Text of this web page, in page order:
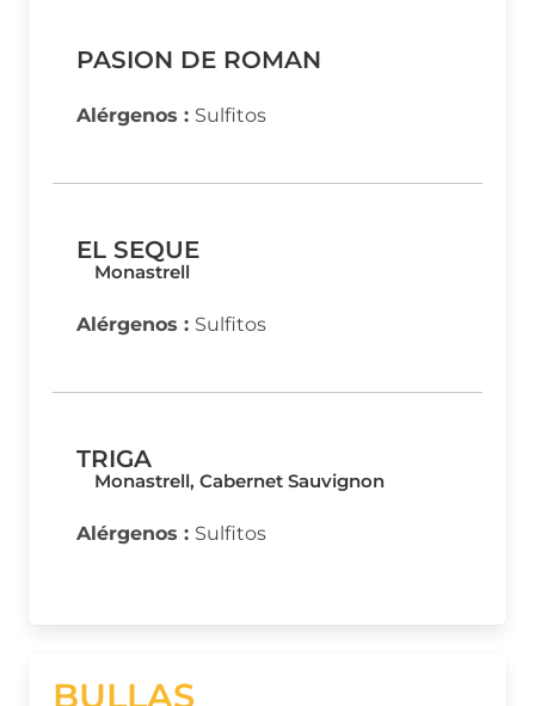
PASION DE ROMAN
Alérgenos : Sulfitos
EL SEQUE
Monastrell
Alérgenos : Sulfitos
TRIGA
Monastrell, Cabernet Sauvignon
Alérgenos : Sulfitos
BULLAS